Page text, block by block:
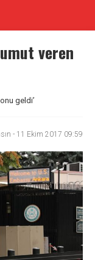
veren
geldi’
- 11 Ekim 2017 09:59